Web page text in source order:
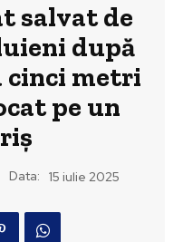
salvat de
după
cinci metri
pe un
Data: 15 iulie 2025